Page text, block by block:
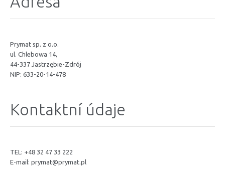
Prymat sp. z o.o.
ul. Chlebowa 14,
44-337 Jastrzębie-Zdrój
NIP: 633-20-14-478
Kontaktní údaje
TEL: +48 32 47 33 222
E-mail: prymat@prymat.pl